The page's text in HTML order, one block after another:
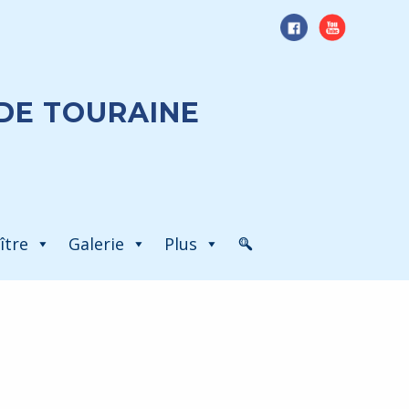
TOURAINE
Galerie Plus